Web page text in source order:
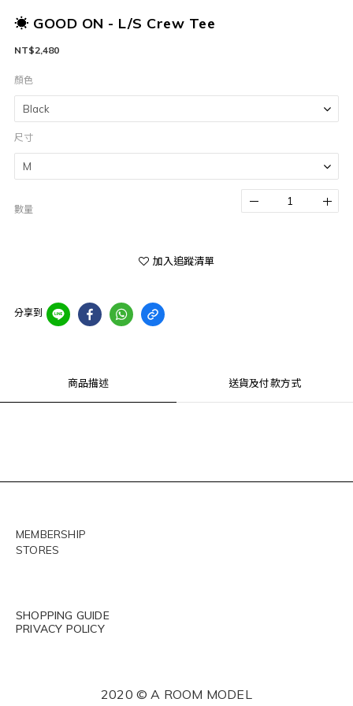
☀ GOOD ON - L/S Crew Tee
NT$2,480
顏色
尺寸
數量
加入追蹤清單
分享到
商品描述 送貨及付款方式
MEMBERSHIP
STORES
SHOPPING GUIDE
PRIVACY POLICY
2020 © A ROOM MODEL